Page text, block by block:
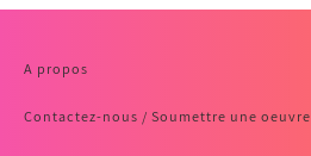
A propos
Contactez-nous / Soumettre une oeuvre